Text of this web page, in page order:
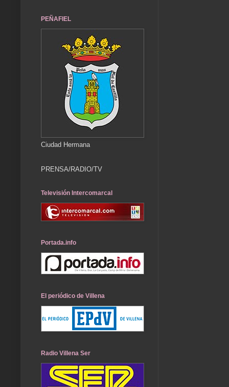
PEÑAFIEL
Ciudad Hermana
PRENSA/RADIO/TV
Televisión Intercomarcal
Portada.info
El periódico de Villena
Radio Villena Ser